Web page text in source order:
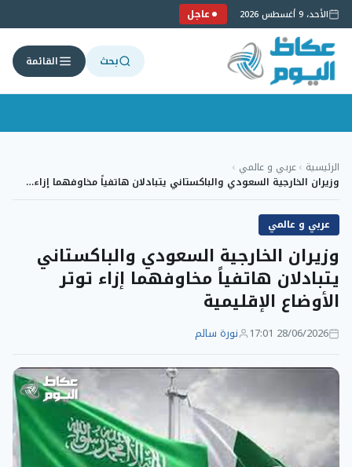
الأحد، 9 أغسطس 2026 عاجل
بحث القائمة
إلى
المحتوى
الرئيسية ›عربي و عالمي ›
وزيران الخارجية السعودي والباكستاني يتبادلان هاتفياً مخاوفهما إزاء…
عربي و عالمي
وزيران الخارجية السعودي والباكستاني
يتبادلان هاتفياً مخاوفهما إزاء توتر
الأوضاع الإقليمية
28/06/2026 17:01 نورة سالم